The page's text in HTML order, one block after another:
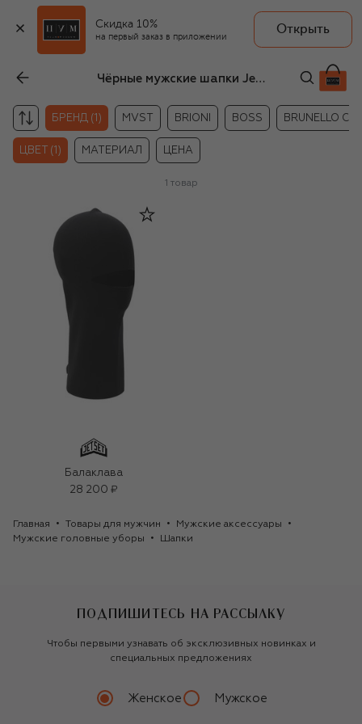
Скидка 10%
на первый заказ в приложении
Открыть
Чёрные мужские шапки Jet Set
БРЕНД (1) MVST BRIONI BOSS BRUNELLO
ЦВЕТ (1) МАТЕРИАЛ ЦЕНА
1 товар
Балаклава
28 200 ₽
Главная Товары для мужчин
Мужские аксессуары
Мужские головные уборы
Шапки
ПОДПИШИТЕСЬ НА РАССЫЛКУ
Чтобы первыми узнавать об эксклюзивных новинках и
специальных предложениях
Женское Мужское